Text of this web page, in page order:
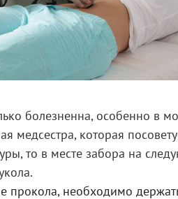
болезненна, особенно в
медсестра, которая
то в месте забора на
прокола, необходимо